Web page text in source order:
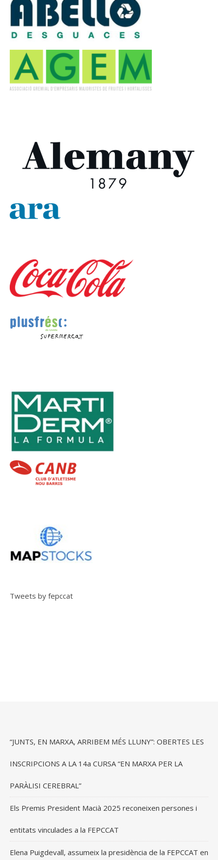
Tweets by fepccat
“JUNTS, EN MARXA, ARRIBEM MÉS LLUNY”: OBERTES LES
INSCRIPCIONS A LA 14a CURSA “EN MARXA PER LA
PARÀLISI CEREBRAL”
Els Premis President Macià 2025 reconeixen persones i
entitats vinculades a la FEPCCAT
Elena Puigdevall, assumeix la presidència de la FEPCCAT en